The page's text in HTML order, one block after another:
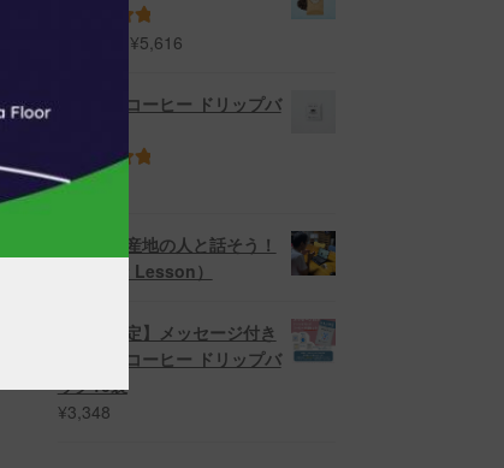
5.00
¥5,616価
¥2,700
マラウイコーヒー ドリップバ
5段階中
¥3,240
コーヒー産地の人と話そう！
（Impact Lesson）
【季節限定】メッセージ付き
マラウイコーヒー ドリップバ
ッグ10袋
¥3,348